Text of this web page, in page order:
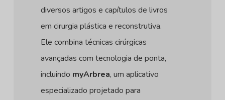
diversos artigos e capítulos de livros
em cirurgia plástica e reconstrutiva.
Ele combina técnicas cirúrgicas
avançadas com tecnologia de ponta,
incluindo myArbrea, um aplicativo
especializado projetado para